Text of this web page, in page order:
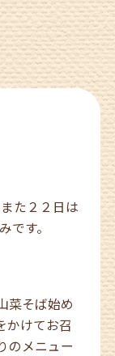
た２２日は
です。
菜そば始め
かけてお召
のメニュー